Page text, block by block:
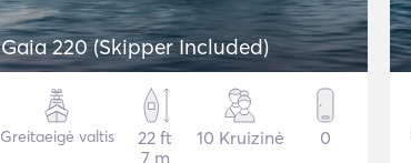
Gaia 220 (Skipper Included)
Greitaeigė valtis
22 ft
7 m
10 Kruizinė 0